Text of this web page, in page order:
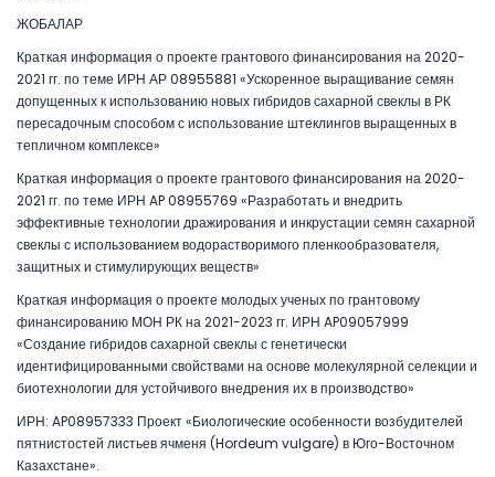
ЖОБАЛАР
Краткая информация о проекте грантового финансирования на 2020-
2021 гг. по теме ИРН АР 08955881 «Ускоренное выращивание семян
допущенных к использованию новых гибридов сахарной свеклы в РК
пересадочным способом с использование штеклингов выращенных в
тепличном комплексе»
Краткая информация о проекте грантового финансирования на 2020-
2021 гг. по теме ИРН AP 08955769 «Разработать и внедрить
эффективные технологии дражирования и инкрустации семян сахарной
свеклы с использованием водорастворимого пленкообразователя,
защитных и стимулирующих веществ»
Краткая информация о проекте молодых ученых по грантовому
финансированию МОН РК на 2021-2023 гг. ИРН AP09057999
«Создание гибридов сахарной свеклы с генетически
идентифицированными свойствами на основе молекулярной селекции и
биотехнологии для устойчивого внедрения их в производство»
ИРН: AP08957333 Проект «Биологические особенности возбудителей
пятнистостей листьев ячменя (Hordeum vulgare) в Юго-Восточном
Казахстане».